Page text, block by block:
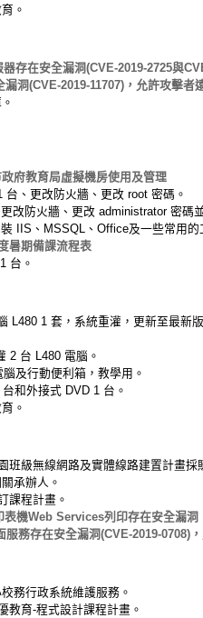
。
存在安全漏洞(CVE-2019-2725與
洞(CVE-2019-11707)，允許攻擊者
府教育局虛擬機房使用及管理
、更改防火牆、更改 root 密碼。
改防火牆、更改 administrator 密碼
IIS、MSSQL、Office及一些常用的
暑期備課流程表
台。
L480 1 套，系統重灌，更新至最新
2 台 L480 電腦。
及行動便利箱，教學用。
和外接式 DVD 1 台。
。
班級無線網路及實體線路建置計畫
承辦人。
課程計畫。
機Web Services列印存在安全漏
服務存在安全漏洞(CVE-2019-0708)
務行政系統維護服務。
教育-程式設計課程計畫。